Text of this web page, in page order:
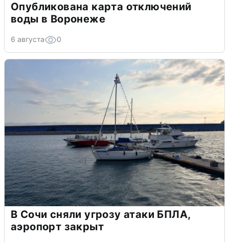
Опубликована карта отключений
воды в Воронеже
6 августа 0
В Сочи сняли угрозу атаки БПЛА,
аэропорт закрыт